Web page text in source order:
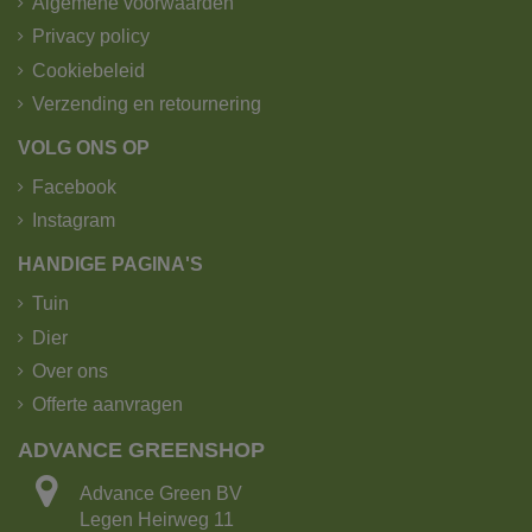
1. Standaard levering - trekker -
kipoplegger met kraan.
De kipoplegger heeft het grootste laadvermogen!
Privacy policy
Cookiebeleid
Verzending en retournering
VOLG ONS OP
Facebook
Instagram
HANDIGE PAGINA'S
Tuin
Dier
Over ons
Offerte aanvragen
ADVANCE GREENSHOP
Advance Green BV
Legen Heirweg 11